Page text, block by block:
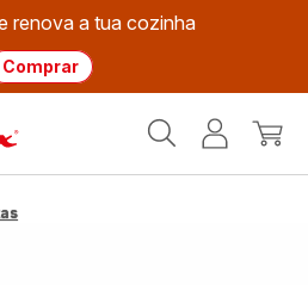
renova a tua cozinha
Comprar
Moulinex
O